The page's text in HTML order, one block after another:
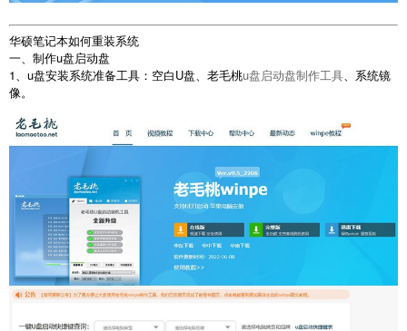
华硕笔记本如何重装系统
一、制作u盘启动盘
1、u盘安装系统准备工具：空白U盘、老毛桃u盘启动盘制作工具、系统镜
像。